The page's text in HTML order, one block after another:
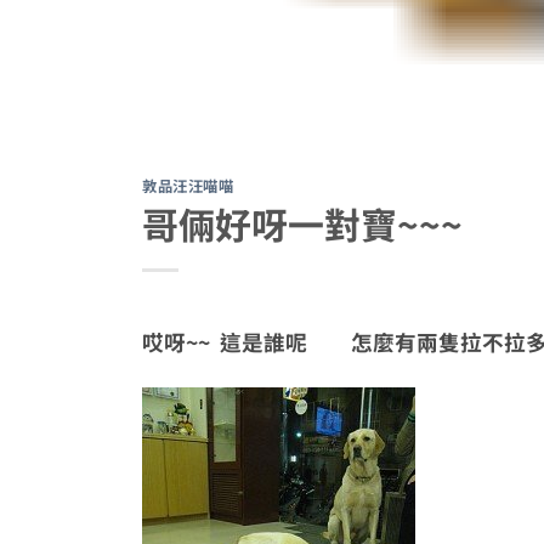
敦品汪汪喵喵
哥倆好呀一對寶~~~
哎呀~~ 這是誰呢 怎麼有兩隻拉不拉